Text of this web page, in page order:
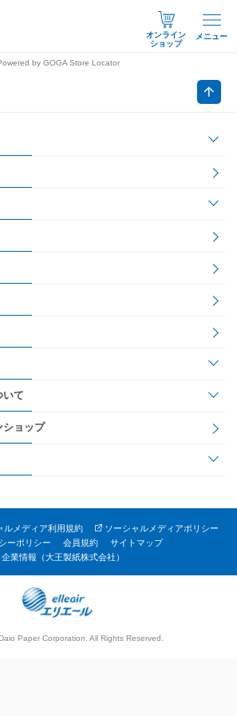
オンライン
ショップ
メニュー
by GOGA Store Locator
いて
ショップ
ルメディア利用規約
ソーシャルメディアポリシー
ーポリシー
会員規約
サイトマップ
企業情報（大王製紙株式会社）
Paper Corporation. All Rights Reserved.